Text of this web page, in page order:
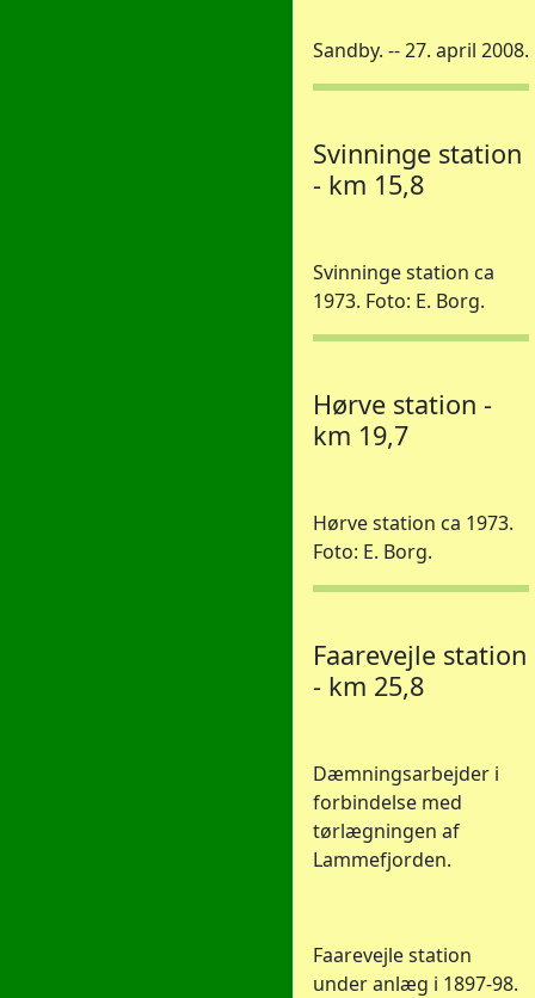
Sandby. -- 27. april 2008.
Svinninge station
- km 15,8
Svinninge station ca
1973. Foto: E. Borg.
Hørve station -
km 19,7
Hørve station ca 1973.
Foto: E. Borg.
Faarevejle station
- km 25,8
Dæmningsarbejder i
forbindelse med
tørlægningen af
Lammefjorden.
Faarevejle station
under anlæg i 1897-98.